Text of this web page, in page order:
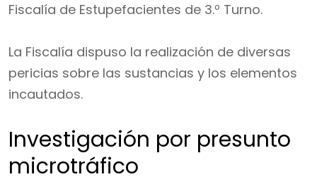
Fiscalía de Estupefacientes de 3.º Turno.
La Fiscalía dispuso la realización de diversas
pericias sobre las sustancias y los elementos
incautados.
Investigación por presunto
microtráfico